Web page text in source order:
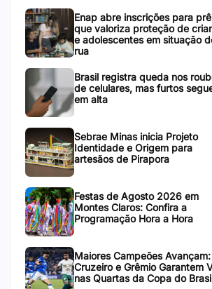
Enap abre inscrições para
que valoriza proteção de
e adolescentes em situação
rua
Brasil registra queda nos
de celulares, mas furtos
em alta
Sebrae Minas inicia Projeto
Identidade e Origem para
artesãos de Pirapora
Festas de Agosto 2026 em
Montes Claros: Confira a
Programação Hora a Hora
Maiores Campeões Avançam:
Cruzeiro e Grêmio Garantem
nas Quartas da Copa do